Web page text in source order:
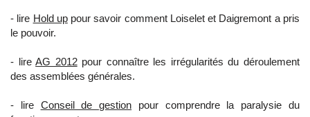
- lire Hold uppour savoir comment Loiselet et Daigremont a pris
le pouvoir.
- lireAG 2012pour connaître les irrégularités du déroulement
des assemblées générales.
- lire Conseil de gestion pour comprendre la paralysie du